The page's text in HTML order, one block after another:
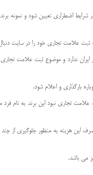
اضطراری تعیین شود و نمونه برند
ثبت علامت تجاری خود را در سایت
ندارد و موضوع ثبت علامت
بارگذاری و اعلام شود.
هزینه به منظور جلوگیری از چند
می باشد.